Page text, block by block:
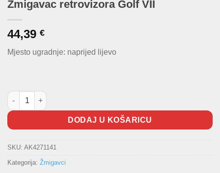
Žmigavac retrovizora Golf VII
44,39 €
Mjesto ugradnje: naprijed lijevo
Žmigavac retrovizora Golf VII količina
DODAJ U KOŠARICU
SKU: AK4271141
Kategorija: Žmigavci